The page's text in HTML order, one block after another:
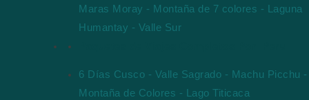
Maras Moray - Montaña de 7 colores - Laguna
Humantay - Valle Sur
6 Días Cusco - Valle Sagrado - Machu Picchu -
Montaña de Colores - Lago Titicaca